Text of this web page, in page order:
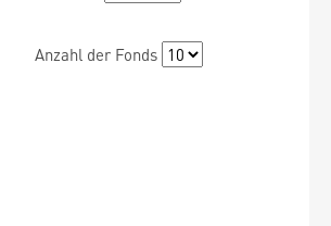
Anzahl der Fonds